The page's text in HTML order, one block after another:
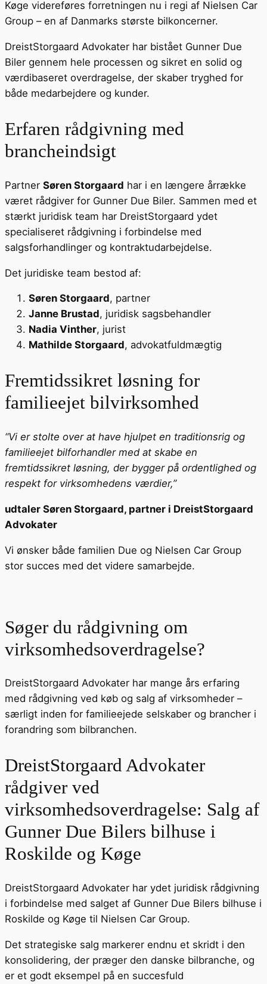
Køge videreføres forretningen nu i regi af Nielsen Car
Group – en af Danmarks største bilkoncerner.
DreistStorgaard Advokater har bistået Gunner Due
Biler gennem hele processen og sikret en solid og
værdibaseret overdragelse, der skaber tryghed for
både medarbejdere og kunder.
Erfaren rådgivning med
brancheindsigt
Partner Søren Storgaard har i en længere årrække
været rådgiver for Gunner Due Biler. Sammen med et
stærkt juridisk team har DreistStorgaard ydet
specialiseret rådgivning i forbindelse med
salgsforhandlinger og kontraktudarbejdelse.
Det juridiske team bestod af:
Søren Storgaard, partner
Janne Brustad, juridisk sagsbehandler
Nadia Vinther, jurist
Mathilde Storgaard, advokatfuldmægtig
Fremtidssikret løsning for
familieejet bilvirksomhed
“Vi er stolte over at have hjulpet en traditionsrig og
familieejet bilforhandler med at skabe en
fremtidssikret løsning, der bygger på ordentlighed og
respekt for virksomhedens værdier,”
udtaler Søren Storgaard, partner i DreistStorgaard
Advokater
Vi ønsker både familien Due og Nielsen Car Group
stor succes med det videre samarbejde.
Søger du rådgivning om
virksomhedsoverdragelse?
DreistStorgaard Advokater har mange års erfaring
med rådgivning ved køb og salg af virksomheder –
særligt inden for familieejede selskaber og brancher i
forandring som bilbranchen.
DreistStorgaard Advokater
rådgiver ved
virksomhedsoverdragelse: Salg af
Gunner Due Bilers bilhuse i
Roskilde og Køge
DreistStorgaard Advokater har ydet juridisk rådgivning
i forbindelse med salget af Gunner Due Bilers bilhuse i
Roskilde og Køge til Nielsen Car Group.
Det strategiske salg markerer endnu et skridt i den
konsolidering, der præger den danske bilbranche, og
er et godt eksempel på en succesfuld